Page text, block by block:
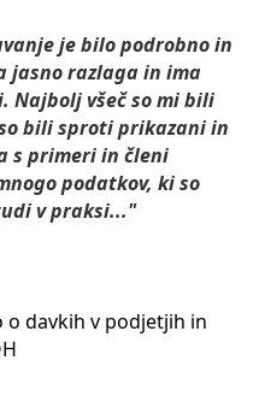
je bilo podrobno in
jasno razlaga in ima
Najbolj všeč so mi bili
bili sproti prikazani in
s primeri in členi
podatkov, ki so
v praksi..."
o davkih v podjetjih in